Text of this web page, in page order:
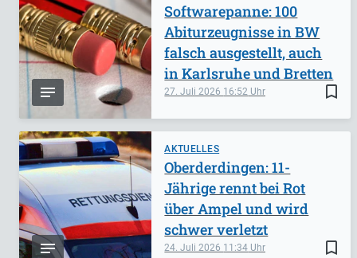
bookmark_border
27. Juli 2026 16:52
Softwarepanne: 100
Abiturzeugnisse in BW
falsch ausgestellt, auch
in Karlsruhe und Bretten
AKTUELLES
bookmark_border
24. Juli 2026 11:34
Oberderdingen: 11-
Jährige rennt bei Rot
über Ampel und wird
schwer verletzt